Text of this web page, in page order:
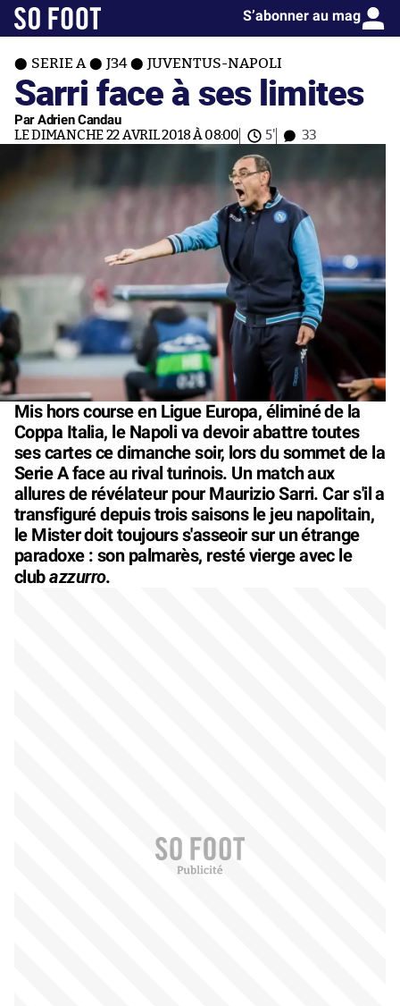
S’abonner au mag
SERIE A J34 JUVENTUS-NAPOLI
Sarri face à ses limites
Par Adrien Candau
LE DIMANCHE 22 AVRIL 2018 À 08:00 5' 33
Mis hors course en Ligue Europa, éliminé de la
Coppa Italia, le Napoli va devoir abattre toutes
ses cartes ce dimanche soir, lors du sommet de la
Serie A face au rival turinois. Un match aux
allures de révélateur pour Maurizio Sarri. Car s'il a
transfiguré depuis trois saisons le jeu napolitain,
le Mister doit toujours s'asseoir sur un étrange
paradoxe : son palmarès, resté vierge avec le
clubazzurro.